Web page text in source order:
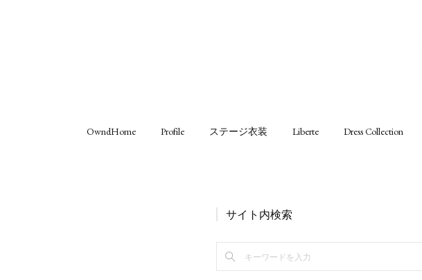
OwndHome Profile ステージ衣装 Liberte Dress Collection
サイト内検索